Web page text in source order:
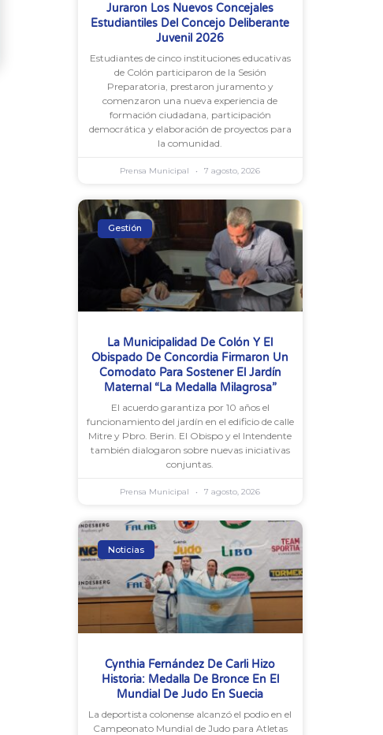
Juraron Los Nuevos Concejales
Estudiantiles Del Concejo Deliberante
Juvenil 2026
Estudiantes de cinco instituciones educativas
de Colón participaron de la Sesión
Preparatoria, prestaron juramento y
comenzaron una nueva experiencia de
formación ciudadana, participación
democrática y elaboración de proyectos para
la comunidad.
Prensa Municipal 7 agosto, 2026
Gestión
La Municipalidad De Colón Y El
Obispado De Concordia Firmaron Un
Comodato Para Sostener El Jardín
Maternal “La Medalla Milagrosa”
El acuerdo garantiza por 10 años el
funcionamiento del jardín en el edificio de calle
Mitre y Pbro. Berin. El Obispo y el Intendente
también dialogaron sobre nuevas iniciativas
conjuntas.
Prensa Municipal 7 agosto, 2026
Noticias
Cynthia Fernández De Carli Hizo
Historia: Medalla De Bronce En El
Mundial De Judo En Suecia
La deportista colonense alcanzó el podio en el
Campeonato Mundial de Judo para Atletas